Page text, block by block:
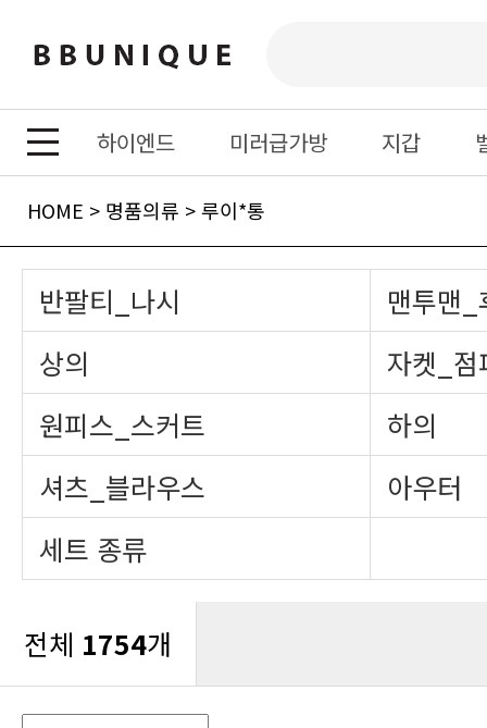
하이엔드 미러급가방 지갑
HOME > 명품의류 >루이*통
반팔티_나시
맨투맨
상의
자켓_
원피스_스커트
하의
셔츠_블라우스
아우터
세트 종류
전체 1754개